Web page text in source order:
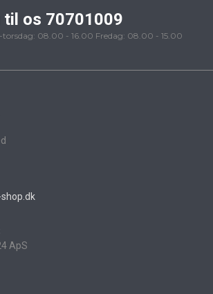
til os 70701009
torsdag: 08.00 - 16.00 Fredag: 08.00 - 15.00
ApS